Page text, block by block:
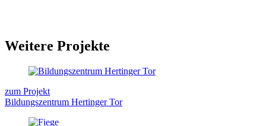
Weitere Projekte
zum Projekt
Bildungszentrum Hertinger Tor